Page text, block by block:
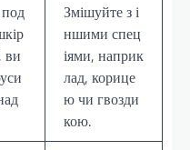
ви
Змішуйте з і
ншими спец
іями, наприк
лад, корице
ю чи гвозди
кою.